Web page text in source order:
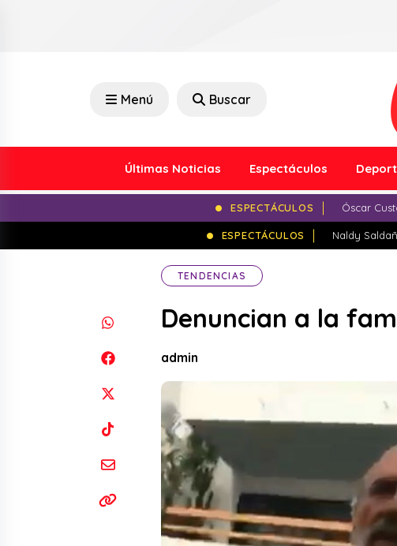
Menú Buscar
Últimas Noticias Espectáculos
ESPECTÁCULOS Óscar
ESPECTÁCULOS Naldy
TENDENCIAS
Denuncian a la
admin